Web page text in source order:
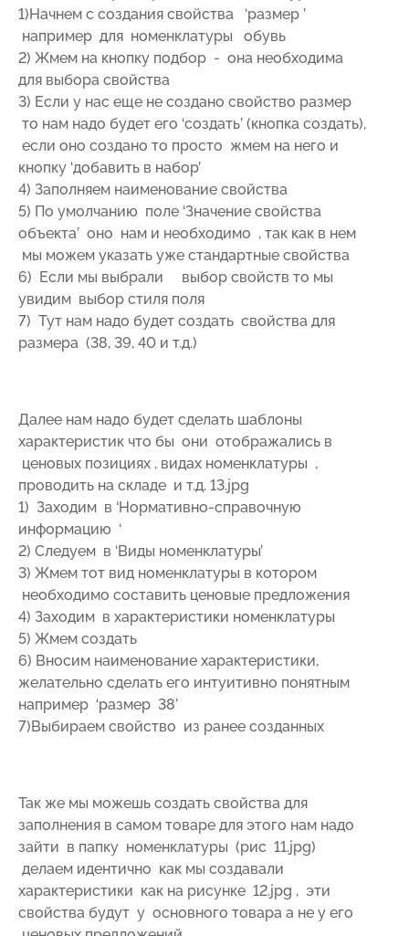
1)Начнем с создания свойства ‘размер ’
например для номенклатуры обувь
2) Жмем на кнопку подбор - она необходима
для выбора свойства
3) Если у нас еще не создано свойство размер
то нам надо будет его ‘создать’ (кнопка создать),
если оно создано то просто жмем на него и
кнопку ‘добавить в набор’
4) Заполняем наименование свойства
5) По умолчанию поле ‘Значение свойства
объекта’ оно нам и необходимо , так как в нем
мы можем указать уже стандартные свойства
6) Если мы выбрали выбор свойств то мы
увидим выбор стиля поля
7) Тут нам надо будет создать свойства для
размера (38, 39, 40 и т.д.)
Далее нам надо будет сделать шаблоны
характеристик что бы они отображались в
ценовых позициях , видах номенклатуры ,
проводить на складе и т.д. 13.jpg
1) Заходим в ‘Нормативно-справочную
информацию ‘
2) Следуем в ‘Виды номенклатуры’
3) Жмем тот вид номенклатуры в котором
необходимо составить ценовые предложения
4) Заходим в характеристики номенклатуры
5) Жмем создать
6) Вносим наименование характеристики,
желательно сделать его интуитивно понятным
например ‘размер 38’
7)Выбираем свойство из ранее созданных
Так же мы можешь создать свойства для
заполнения в самом товаре для этого нам надо
зайти в папку номенклатуры (рис 11.jpg)
делаем идентично как мы создавали
характеристики как на рисунке 12.jpg , эти
свойства будут у основного товара а не у его